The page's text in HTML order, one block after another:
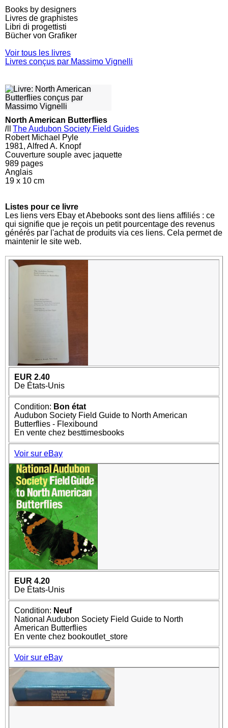
Books by designers
Livres de graphistes
Libri di progettisti
Bücher von Grafiker
Voir tous les livres
Livres conçus par Massimo Vignelli
North American Butterflies
l
The Audubon Society Field Guides
Robert Michael Pyle
1981, Alfred A. Knopf
Couverture souple avec jaquette
989 pages
Anglais
19 x 10 cm
Listes pour ce livre
Les liens vers Ebay et Abebooks sont des liens affiliés : ce
qui signifie que je reçois un petit pourcentage des revenus
générés par l'achat de produits via ces liens. Cela permet de
maintenir le site web.
EUR 2.40
De États-Unis
Condition: Bon état
Audubon Society Field Guide to North American
Butterflies - Flexibound
En vente chez besttimesbooks
Voir sur eBay
EUR 4.20
De États-Unis
Condition: Neuf
National Audubon Society Field Guide to North
American Butterflies
En vente chez bookoutlet_store
Voir sur eBay